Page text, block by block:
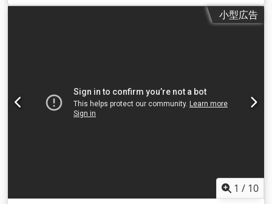
ト業界でも活動しており、釘打ち、自動木材供給、積み重ね用
の機械を長年にわたって数多く開発してきました。当社は、 標
リーなプログラムにより、切り替えが非常に迅速に行われ、機
械は 100 種類を超えるデッキおよびパレットの設定を保存でき
ます。インジケーター付きのジャンボ コイル用釘マガジンを装
標準マシンの寸法: - デッキ ボード: 長さ 600 ～ 3500 mm、幅
75 ～ 125 mm、高さ 16 ～ 50 mm - ストリンガー: 長さ 600
小型広告
1 / 10